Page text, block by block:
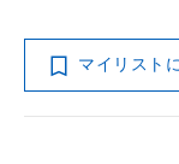
マイリスト